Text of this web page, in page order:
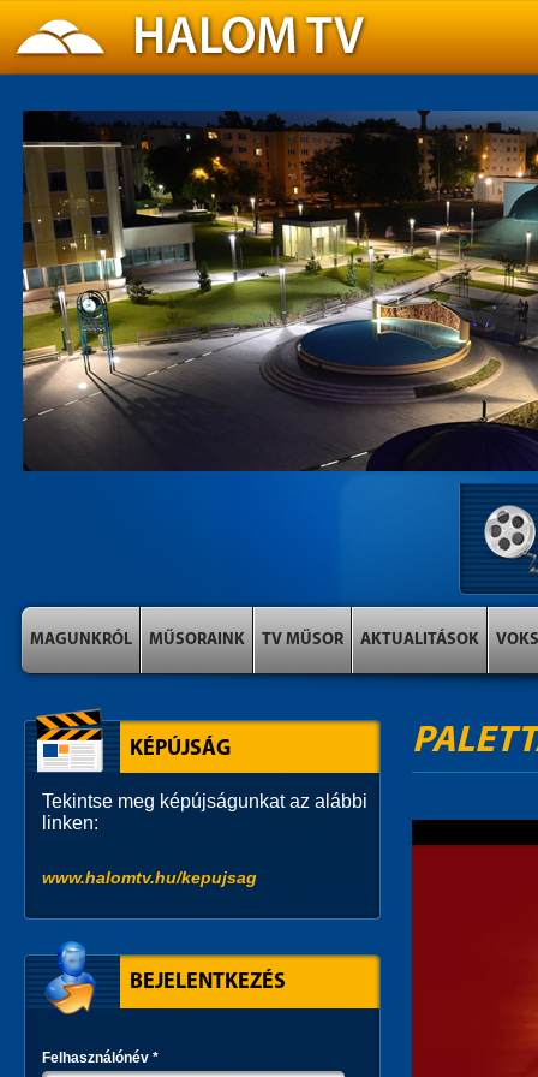
MAGUNKRÓL MŰSORAINK TV MŰSOR AKTUALITÁSOK VOKS
KÉPÚJSÁG
Tekintse meg képújságunkat az alábbi
linken:
www.halomtv.hu/kepujsag
BEJELENTKEZÉS
Felhasználónév *